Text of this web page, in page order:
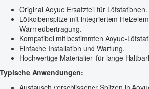
Original Aoyue Ersatzteil für Lötstationen.
Lötkolbenspitze mit integriertem
Wärmeübertragung.
Kompatibel mit bestimmten Aoyue-
Einfache Installation und Wartung.
Hochwertige Materialien für lange
Typische Anwendungen:
Austausch verschlissener Spitzen in